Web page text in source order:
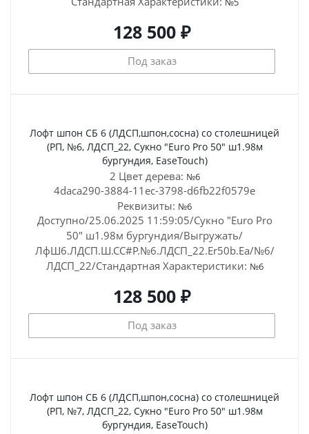
128 500 ₽
Под заказ
Лофт шпон СБ 6 (ЛДСП,шпон,сосна) со столешницей
(РП, №6, ЛДСП_22, Сукно "Euro Pro 50" ш1.98м
бургундия, EaseTouch)
2 Цвет дерева: №6
4daca290-3884-11ec-3798-d6fb22f0579e
Реквизиты: №6
Доступно/25.06.2025 11:59:05/Сукно "Euro Pro
50" ш1.98м бургундия/Выгружать/
ЛфШ6.ЛДСП.Ш.СС#Р.№6.ЛДСП_22.Er50b.Ea/№6/
ЛДСП_22/Стандартная Характеристики: №6
128 500 ₽
Под заказ
Лофт шпон СБ 6 (ЛДСП,шпон,сосна) со столешницей
(РП, №7, ЛДСП_22, Сукно "Euro Pro 50" ш1.98м
бургундия, EaseTouch)